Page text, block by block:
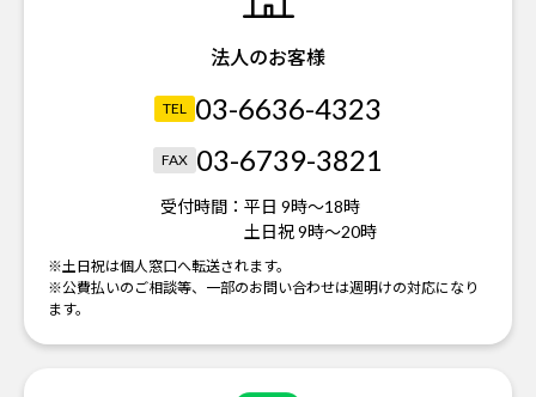
法人のお客様
TEL 03-6636-4323
FAX 03-6739-3821
受付時間： 平日 9時～18時
土日祝 9時～20時
※土日祝は個人窓口へ転送されます。
※公費払いのご相談等、一部のお問い合わせは週明けの対応になり
ます。